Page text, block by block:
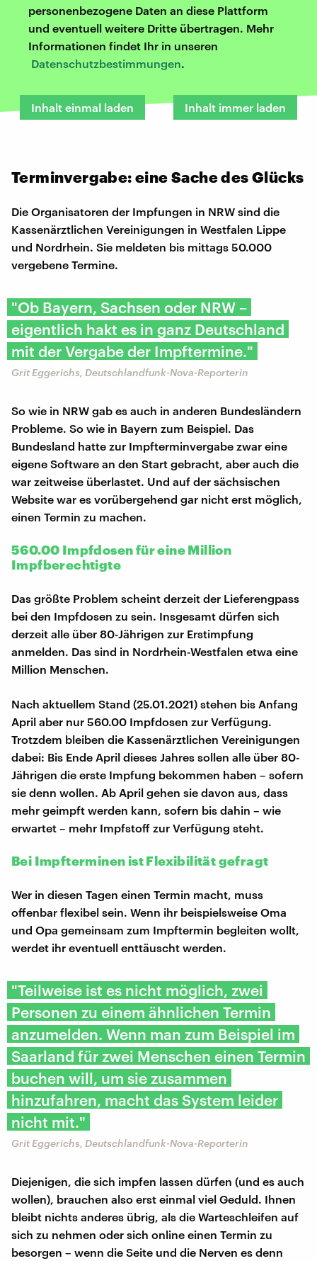
personenbezogene Daten an diese Plattform
und eventuell weitere Dritte übertragen. Mehr
Informationen findet Ihr in unseren
Datenschutzbestimmungen.
Inhalt einmal laden Inhalt immer laden
Terminvergabe: eine Sache des Glücks
Die Organisatoren der Impfungen in NRW sind die
Kassenärztlichen Vereinigungen in Westfalen Lippe
und Nordrhein. Sie meldeten bis mittags 50.000
vergebene Termine.
"Ob Bayern, Sachsen oder NRW –
eigentlich hakt es in ganz Deutschland
mit der Vergabe der Impftermine."
Grit Eggerichs, Deutschlandfunk-Nova-Reporterin
So wie in NRW gab es auch in anderen Bundesländern
Probleme. So wie in Bayern zum Beispiel. Das
Bundesland hatte zur Impfterminvergabe zwar eine
eigene Software an den Start gebracht, aber auch die
war zeitweise überlastet. Und auf der sächsischen
Website war es vorübergehend gar nicht erst möglich,
einen Termin zu machen.
560.00 Impfdosen für eine Million
Impfberechtigte
Das größte Problem scheint derzeit der Lieferengpass
bei den Impfdosen zu sein. Insgesamt dürfen sich
derzeit alle über 80-Jährigen zur Erstimpfung
anmelden. Das sind in Nordrhein-Westfalen etwa eine
Million Menschen.
Nach aktuellem Stand (25.01.2021) stehen bis Anfang
April aber nur 560.00 Impfdosen zur Verfügung.
Trotzdem bleiben die Kassenärztlichen Vereinigungen
dabei: Bis Ende April dieses Jahres sollen alle über 80-
Jährigen die erste Impfung bekommen haben – sofern
sie denn wollen. Ab April gehen sie davon aus, dass
mehr geimpft werden kann, sofern bis dahin – wie
erwartet – mehr Impfstoff zur Verfügung steht.
Bei Impfterminen ist Flexibilität gefragt
Wer in diesen Tagen einen Termin macht, muss
offenbar flexibel sein. Wenn ihr beispielsweise Oma
und Opa gemeinsam zum Impftermin begleiten wollt,
werdet ihr eventuell enttäuscht werden.
"Teilweise ist es nicht möglich, zwei
Personen zu einem ähnlichen Termin
anzumelden. Wenn man zum Beispiel im
Saarland für zwei Menschen einen Termin
buchen will, um sie zusammen
hinzufahren, macht das System leider
nicht mit."
Grit Eggerichs, Deutschlandfunk-Nova-Reporterin
Diejenigen, die sich impfen lassen dürfen (und es auch
wollen), brauchen also erst einmal viel Geduld. Ihnen
bleibt nichts anderes übrig, als die Warteschleifen auf
sich zu nehmen oder sich online einen Termin zu
besorgen – wenn die Seite und die Nerven es denn